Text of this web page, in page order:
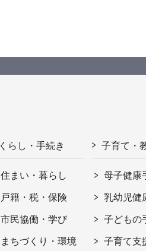
くらし・手続き
住まい・暮らし
戸籍・税・保険
市民協働・学び
まちづくり・環境
子育て・
母子健康
乳幼児健
子どもの
子育て支